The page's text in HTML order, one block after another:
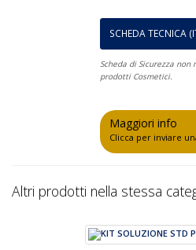
SCHEDA TECNICA
Scheda di Sicurezza non
prodotti Cosmetici.
Maggiori info
Clicca per inviare
Altri prodotti nella stessa